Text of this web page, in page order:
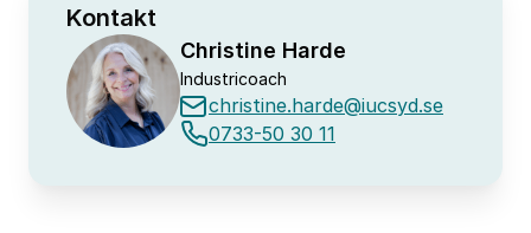
Kontakt
Christine Harde
Industricoach
christine.harde@iucsyd.se
0733-50 30 11